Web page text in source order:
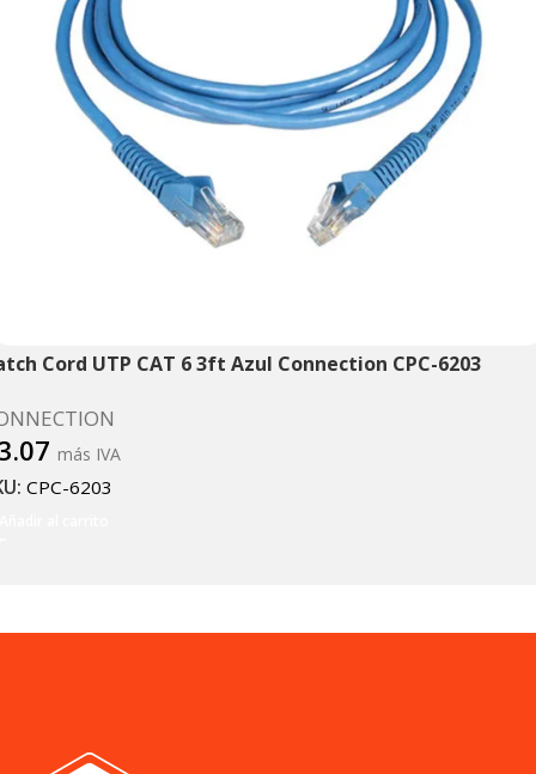
Cord UTP CAT 6 3ft Azul Connection CPC-6203
más IVA
CPC-6203